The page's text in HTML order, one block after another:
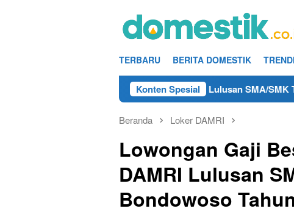
TERBARU BERITA DOMESTIK
Konten Spesial
Teknisi/Mekanik DAMRI Lulusan SMA/SMK Terdekat di
Beranda Loker DAMRI
Lowongan Gaji
DAMRI Lulusan
Bondowoso